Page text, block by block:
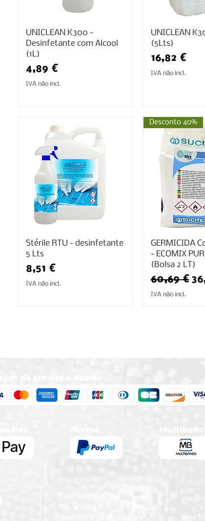
UNICLEAN K300 -
Desinfetante com Alcool
(1L)
Preço
4,89 €
IVA não incl.
UNICLEAN
(5Lts)
Preço
16,82 €
IVA não incl.
Stérile RTU - desinfetante
5 Lts
Preço
8,51 €
IVA não incl.
Desconto 40%
GERMICIDA
- ECOMIX
(Bolsa 2 LT)
Preço
60,69 €
IVA não incl.
+351